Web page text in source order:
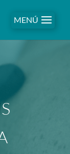
MENÚ